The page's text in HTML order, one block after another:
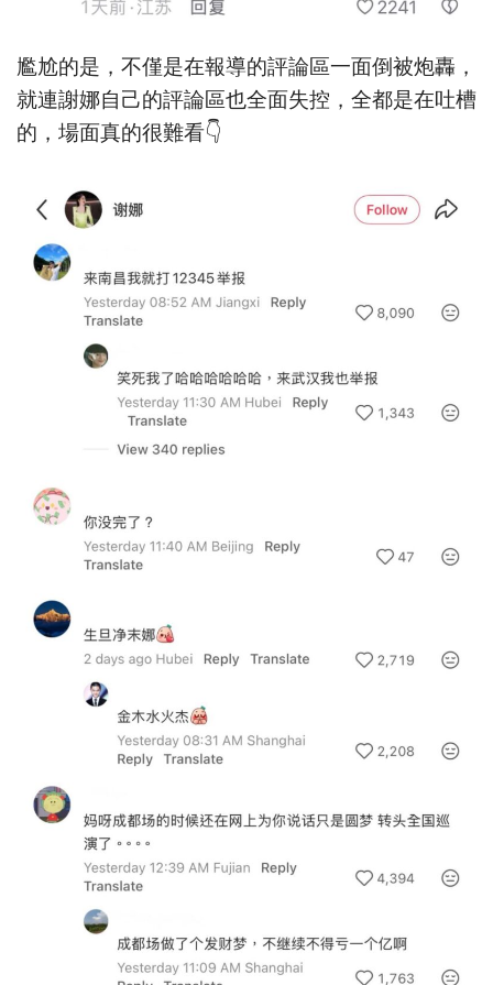
尷尬的是，不僅是在報導的評論區一面倒被炮轟，
就連謝娜自己的評論區也全面失控，全都是在吐槽
的，場面真的很難看👇